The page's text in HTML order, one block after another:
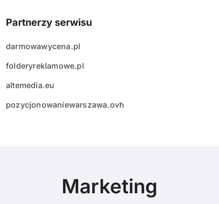
Partnerzy serwisu
darmowawycena.pl
folderyreklamowe.pl
altemedia.eu
pozycjonowaniewarszawa.ovh
Marketing